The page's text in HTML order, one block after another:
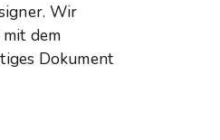
Wir
dem
Dokument